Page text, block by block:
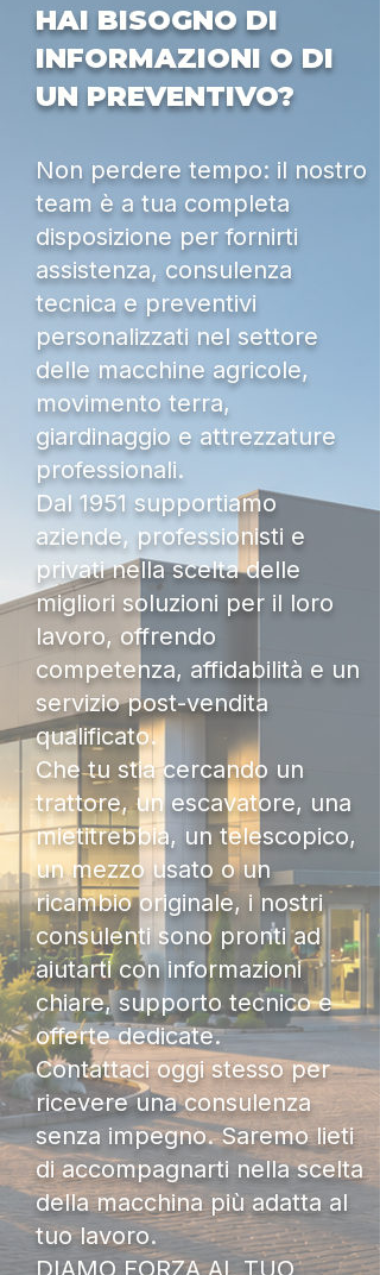
HAI BISOGNO DI
INFORMAZIONI O DI
UN PREVENTIVO?
Non perdere tempo: il nostro
team è a tua completa
disposizione per fornirti
assistenza, consulenza
tecnica e preventivi
personalizzati nel settore
delle macchine agricole,
movimento terra,
giardinaggio e attrezzature
professionali.
Dal 1951 supportiamo
aziende, professionisti e
privati nella scelta delle
migliori soluzioni per il loro
lavoro, offrendo
competenza, affidabilità e un
servizio post-vendita
qualificato.
Che tu stia cercando un
trattore, un escavatore, una
mietitrebbia, un telescopico,
un mezzo usato o un
ricambio originale, i nostri
consulenti sono pronti ad
aiutarti con informazioni
chiare, supporto tecnico e
offerte dedicate.
Contattaci oggi stesso per
ricevere una consulenza
senza impegno. Saremo lieti
di accompagnarti nella scelta
della macchina più adatta al
tuo lavoro.
DIAMO FORZA AL TUO